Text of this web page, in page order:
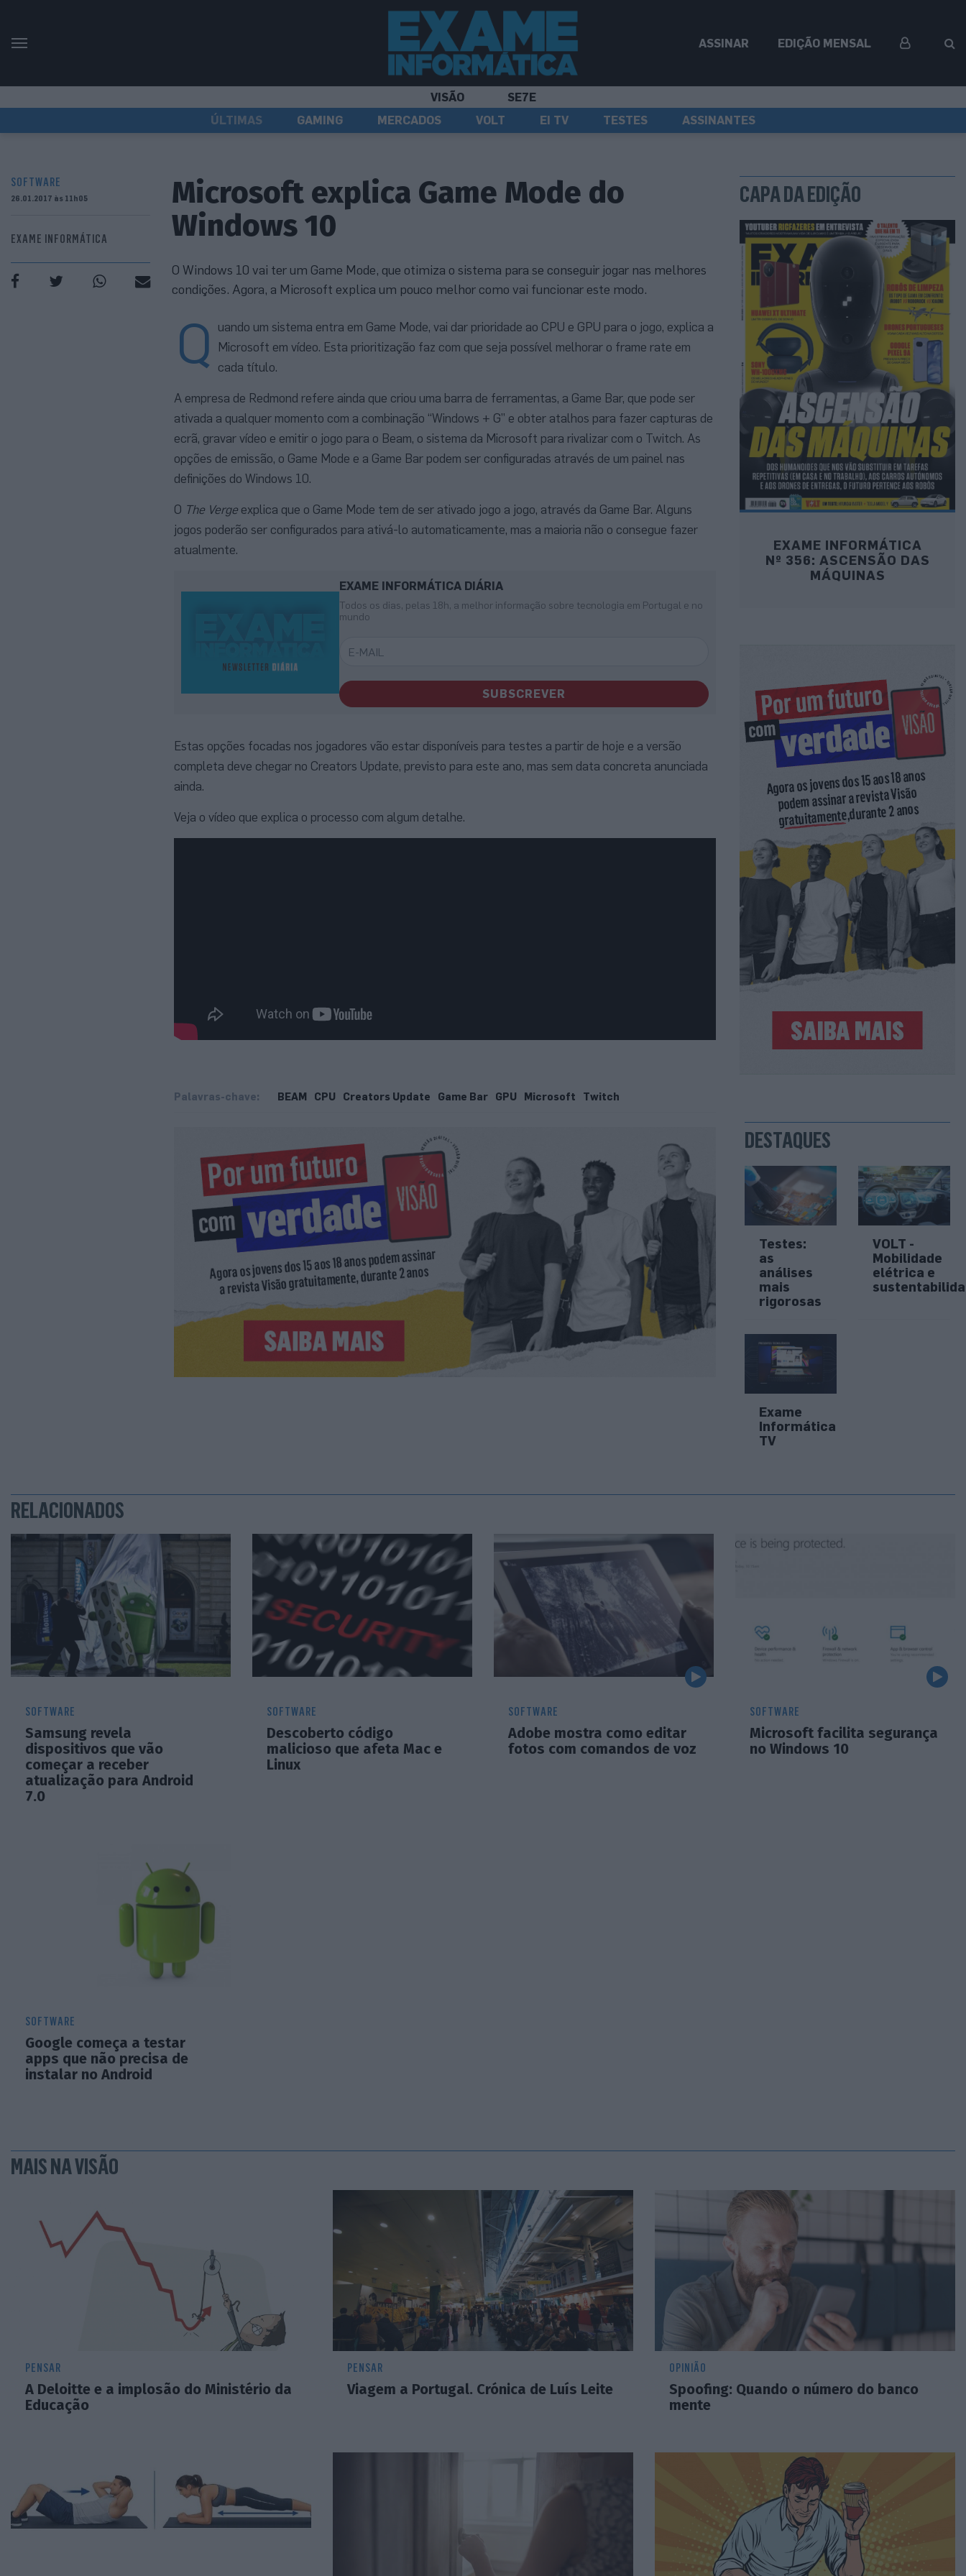
ASSINAR EDIÇÃO MENSAL
VISÃO
SE7E
ÚLTIMAS
GAMING MERCADOS VOLT EI TV TESTES ASSINANTES
SOFTWARE
26.01.2017 às 11h05
EXAME INFORMÁTICA
Microsoft explica Game Mode do
Windows 10
O Windows 10 vai ter um Game Mode, que otimiza o sistema para se conseguir jogar nas melhores
condições. Agora, a Microsoft explica um pouco melhor como vai funcionar este modo.
Q
uando um sistema entra em Game Mode, vai dar prioridade ao CPU e GPU para o jogo, explica a
Microsoft em vídeo. Esta prioritização faz com que seja possível melhorar o frame rate em
cada título.
A empresa de Redmond refere ainda que criou uma barra de ferramentas, a Game Bar, que pode ser
ativada a qualquer momento com a combinação “Windows + G” e obter atalhos para fazer capturas de
ecrã, gravar vídeo e emitir o jogo para o Beam, o sistema da Microsoft para rivalizar com o Twitch. As
opções de emissão, o Game Mode e a Game Bar podem ser configuradas através de um painel nas
definições do Windows 10.
O The Verge explica que o Game Mode tem de ser ativado jogo a jogo, através da Game Bar. Alguns
jogos poderão ser configurados para ativá-lo automaticamente, mas a maioria não o consegue fazer
atualmente.
EXAME INFORMÁTICA DIÁRIA
Todos os dias, pelas 18h, a melhor informação sobre tecnologia em Portugal e no
mundo
SUBSCREVER
Estas opções focadas nos jogadores vão estar disponíveis para testes a partir de hoje e a versão
completa deve chegar no Creators Update, previsto para este ano, mas sem data concreta anunciada
ainda.
Veja o vídeo que explica o processo com algum detalhe.
Palavras-chave: BEAM CPU Creators Update Game Bar GPU Microsoft Twitch
CAPA DA EDIÇÃO
EXAME INFORMÁTICA
Nº 356: ASCENSÃO DAS
MÁQUINAS
DESTAQUES
Testes:
as
análises
mais
rigorosas
VOLT -
Mobilidade
elétrica e
Exame
Informática
TV
RELACIONADOS
SOFTWARE
Samsung revela
dispositivos que vão
começar a receber
atualização para Android
7.0
SOFTWARE
Descoberto código
malicioso que afeta Mac e
Linux
SOFTWARE
Adobe mostra como editar
fotos com comandos de voz
SOFTWARE
Microsoft facilita segurança
no Windows 10
SOFTWARE
Google começa a testar
apps que não precisa de
instalar no Android
MAIS NA VISÃO
PENSAR
A Deloitte e a implosão do Ministério da
Educação
PENSAR
Viagem a Portugal. Crónica de Luís Leite
OPINIÃO
Spoofing: Quando o número do banco
mente